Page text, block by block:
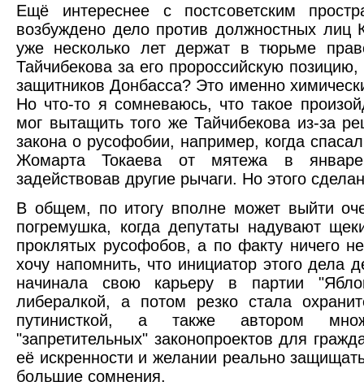
Ещё интереснее с постсоветским
возбуждено дело против должностных лиц
уже несколько лет держат в тюрьме
Тайчибекова за его пророссийскую
защитников Донбасса? Это именно
Но что-то я сомневаюсь, что такое
мог вытащить того же Тайчибекова из-за
закона о русофобии, например, когда
Жомарта Токаева от мятежа в
задействовав другие рычаги. Но этого
В общем, по итогу вполне может выйти
погремушка, когда депутаты надувают
проклятых русофобов, а по факту ничего
хочу напомнить, что инициатор этого дела
начинала свою карьеру в партии
либералкой, а потом резко стала
путинисткой, а также автором
"запретительных" законопроектов для
её искренности и желании реально
большие сомнения.